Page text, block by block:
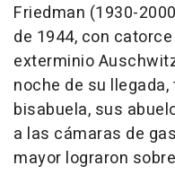
Friedman (1930-
de 1944, con
exterminio
noche de su
bisabuela, sus
a las cámaras de
mayor lograron